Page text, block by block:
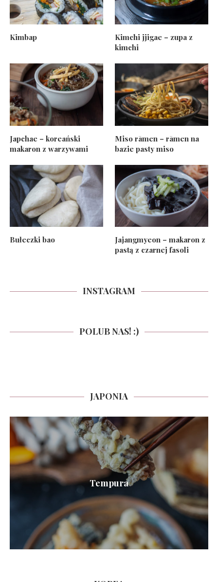
Kimbap
Kimchi jjigae – zupa z
kimchi
Japchae – koreański
makaron z warzywami
Miso rāmen – rāmen na
bazie pasty miso
Bułeczki bao
Jajangmyeon – makaron z
pastą z czarnej fasoli
INSTAGRAM
POLUB NAS! :)
JAPONIA
Tempura